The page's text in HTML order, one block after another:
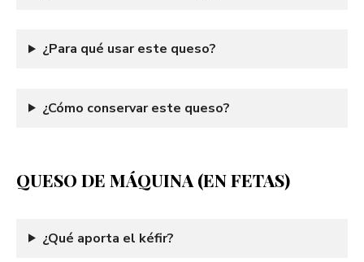
¿Para qué usar este queso?
¿Cómo conservar este queso?
QUESO DE MÁQUINA (EN FETAS)
¿Qué aporta el kéfir?